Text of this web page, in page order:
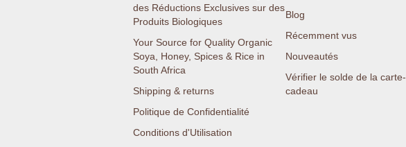
des Réductions Exclusives sur des
Produits Biologiques
Your Source for Quality Organic
Soya, Honey, Spices & Rice in
South Africa
Shipping & returns
Politique de Confidentialité
Conditions d'Utilisation
Blog
Récemment vus
Nouveautés
Vérifier le solde de la carte-
cadeau